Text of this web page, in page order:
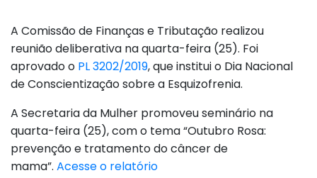
A Comissão de Finanças e Tributação realizou
reunião deliberativa na quarta-feira (25). Foi
aprovado o PL 3202/2019, que institui o Dia Nacional
de Conscientização sobre a Esquizofrenia.
A Secretaria da Mulher promoveu seminário na
quarta-feira (25), com o tema “Outubro Rosa:
prevenção e tratamento do câncer de
mama”. Acesse o relatório